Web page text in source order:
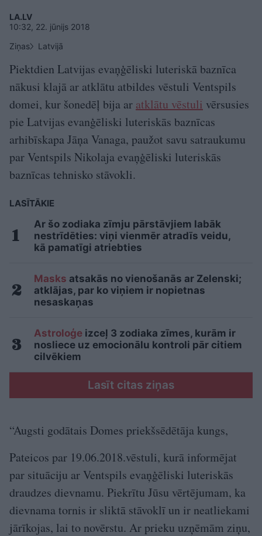
LA.LV
10:32, 22. jūnijs 2018
Ziņas
Latvijā
Piektdien Latvijas evaņģēliski luteriskā baznīca
nākusi klajā ar atklātu atbildes vēstuli Ventspils
domei, kur šonedēļ bija ar atklātu vēstuli vērsusies
pie Latvijas evanģēliski luteriskās baznīcas
arhibīskapa Jāņa Vanaga, paužot savu satraukumu
par Ventspils Nikolaja evaņģēliski luteriskās
baznīcas tehnisko stāvokli.
LASĪTĀKIE
Ar šo zodiaka zīmju pārstāvjiem labāk
nestrīdēties: viņi vienmēr atradīs veidu,
kā pamatīgi atriebties
Masks atsakās no vienošanās ar Zelenski;
atklājas, par ko viņiem ir nopietnas
nesaskaņas
Astroloģe izceļ 3 zodiaka zīmes, kurām ir
nosliece uz emocionālu kontroli pār citiem
cilvēkiem
Lasīt citas ziņas
“Augsti godātais Domes priekšsēdētāja kungs,
Pateicos par 19.06.2018.vēstuli, kurā informējat
par situāciju ar Ventspils evaņģēliski luteriskās
draudzes dievnamu. Piekrītu Jūsu vērtējumam, ka
dievnama tornis ir sliktā stāvoklī un ir neatliekami
jārīkojas, lai to novērstu. Ar prieku uzņēmām ziņu,